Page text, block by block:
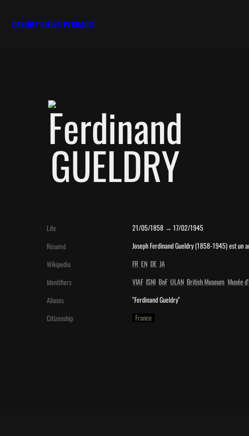
CABINET GILLES PERRAULT
Life
21/05/1858 → 17/02/1945
Résumé
Joseph Ferdinand Gueldry (1858-1945) est
Wikipedia
FR EN DE JA
Identifiers
VIAF ISNI BnF ULAN British Museum Musée
Aliases
"Ferdinand Gueldry"
Citizenship
France